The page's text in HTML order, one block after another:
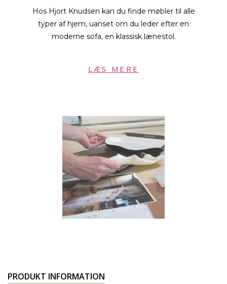
Hos Hjort Knudsen kan du finde møbler til alle
typer af hjem, uanset om du leder efter en
moderne sofa, en klassisk lænestol.
LÆS MERE
PRODUKT INFORMATION